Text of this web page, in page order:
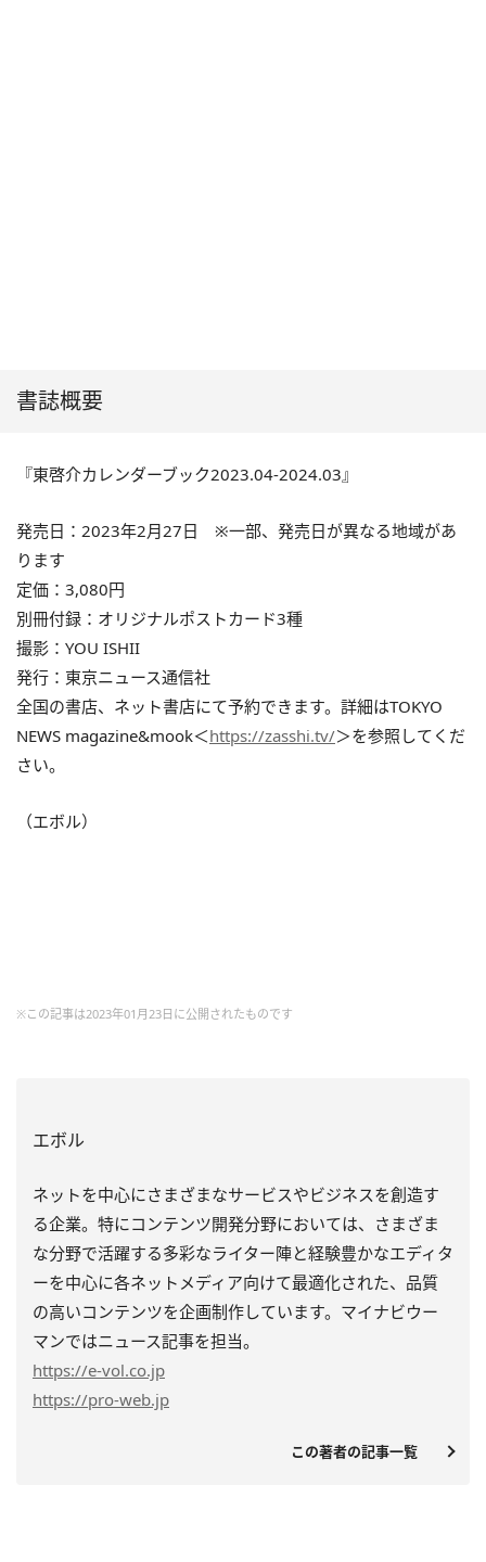
書誌概要
『東啓介カレンダーブック2023.04-2024.03』
発売日：2023年2月27日 ※一部、発売日が異なる地域があ
ります
定価：3,080円
別冊付録：オリジナルポストカード3種
撮影：YOU ISHII
発行：東京ニュース通信社
全国の書店、ネット書店にて予約できます。詳細はTOKYO
NEWS magazine&mook＜https://zasshi.tv/＞を参照してくだ
さい。
（エボル）
※この記事は2023年01月23日に公開されたものです
エボル
ネットを中心にさまざまなサービスやビジネスを創造す
る企業。特にコンテンツ開発分野においては、さまざま
な分野で活躍する多彩なライター陣と経験豊かなエディタ
ーを中心に各ネットメディア向けて最適化された、品質
の高いコンテンツを企画制作しています。マイナビウー
マンではニュース記事を担当。
https://e-vol.co.jp
https://pro-web.jp
この著者の記事一覧